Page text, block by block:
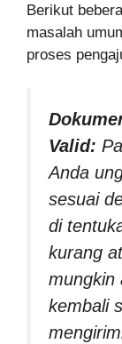
Berikut
masalah
proses
Valid:
Anda
sesuai
di
kurang
mungkin
kembali